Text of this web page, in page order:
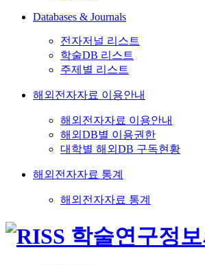
Databases & Journals
전자저널 리스트
학술DB 리스트
주제별 리스트
해외전자자료 이용안내
해외전자자료 이용안내
해외DB별 이용권한
대학별 해외DB 구독현황
해외전자자료 통계
해외전자자료 통계